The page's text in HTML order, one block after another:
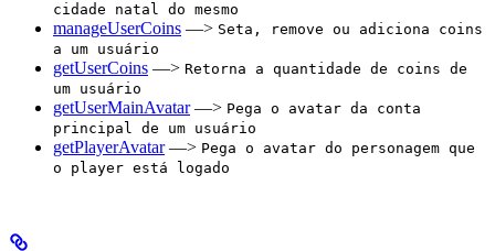
cidade natal do mesmo
manageUserCoins —> Seta, remove ou adiciona coins
a um usuário
getUserCoins —> Retorna a quantidade de coins de
um usuário
getUserMainAvatar—> Pega o avatar da conta
principal de um usuário
getPlayerAvatar—> Pega o avatar do personagem que
o player está logado